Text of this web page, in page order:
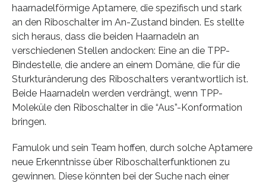
haarnadelförmige Aptamere, die spezifisch und stark
an den Riboschalter im An-Zustand binden. Es stellte
sich heraus, dass die beiden Haarnadeln an
verschiedenen Stellen andocken: Eine an die TPP-
Bindestelle, die andere an einem Domäne, die für die
Sturkturänderung des Riboschalters verantwortlich ist.
Beide Haarnadeln werden verdrängt, wenn TPP-
Moleküle den Riboschalter in die “Aus”-Konformation
bringen.
Famulok und sein Team hoffen, durch solche Aptamere
neue Erkenntnisse über Riboschalterfunktionen zu
gewinnen. Diese könnten bei der Suche nach einer